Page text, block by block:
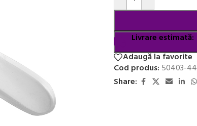
Livrare estimată:
Adaugă la favorite
Cod produs: 50403-44
Share: